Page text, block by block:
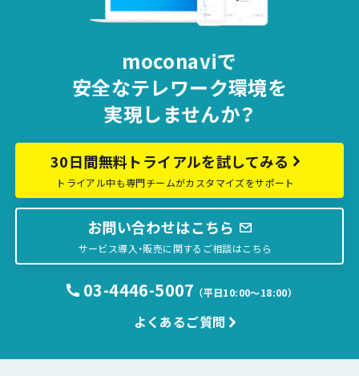
moconaviで
安全なテレワーク環境を
実現しませんか？
30日間無料トライアルを試してみる
トライアル中も専門チームがカスタマイズをサポート
お問い合わせはこちら
サービス導入・販売に関するご相談はこちら
03-4446-5007 （平日10:00〜18:00）
よくあるご質問